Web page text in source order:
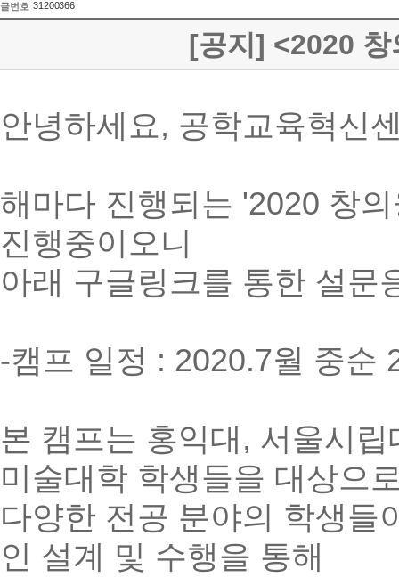
글번호 31200366
[공지] <2020 창
안녕하세요, 공학교육혁신
해마다 진행되는 '2020 창
진행중이오니
아래 구글링크를 통한 설문
-캠프 일정 : 2020.7월 중순
본 캠프는 홍익대, 서울시
미술대학 학생들을 대상으
다양한 전공 분야의 학생들
인 설계 및 수행을 통해